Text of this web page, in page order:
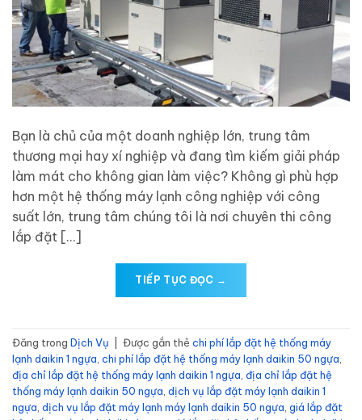
Bạn là chủ của một doanh nghiệp lớn, trung tâm
thương mại hay xí nghiệp và đang tìm kiếm giải pháp
làm mát cho không gian làm việc? Không gì phù hợp
hơn một hệ thống máy lạnh công nghiệp với công
suất lớn, trung tâm chúng tôi là nơi chuyên thi công
lắp đặt […]
TIẾP TỤC ĐỌC →
Đăng trong Dịch Vụ Được gắn thẻ chi phí lắp đặt hệ thống máy
lạnh daikin 1 ngựa chi phí lắp đặt hệ thống máy lạnh daikin 50 ngựa
địa chỉ lắp đặt hệ thống máy lạnh daikin 1 ngựa địa chỉ lắp đặt hệ
thống máy lạnh daikin 50 ngựa dịch vụ lắp đặt máy lạnh daikin 1
ngựa dịch vụ lắp đặt máy lạnh máy lạnh daikin 50 ngựa giá lắp đặt